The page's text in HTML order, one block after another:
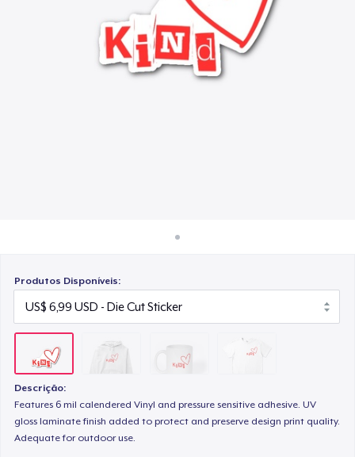
Venda em todo lugar
Venda qualquer coisa
Produtos Disponíveis:
Descrição:
Features 6 mil calendered Vinyl and pressure sensitive adhesive. UV
gloss laminate finish added to protect and preserve design print quality.
Adequate for outdoor use.
US$ 15,99
Eco Unisex Tee
US$ 33,99